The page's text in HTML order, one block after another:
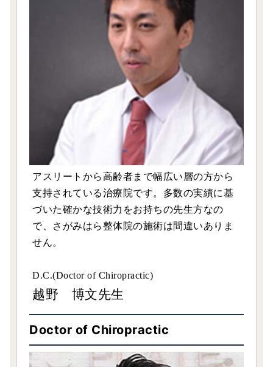
アスリートから高齢者まで幅広い層の方から
支持されている治療院です。多数の実績に基
づいた確かな技術力をお持ちの先生方なの
で、さがみはら整体院の施術は間違いありま
せん。
D.C.(Doctor of Chiropractic)
越野 博文先生
Doctor of Chiropractic